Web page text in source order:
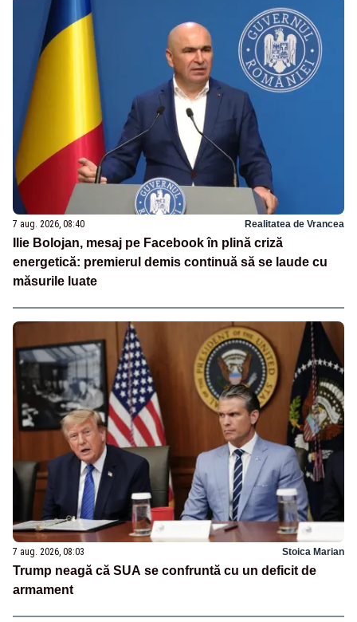
7 aug. 2026, 08:40 Realitatea de Vrancea
Ilie Bolojan, mesaj pe Facebook în plină criză
energetică: premierul demis continuă să se laude cu
măsurile luate
7 aug. 2026, 08:03 Stoica Marian
Trump neagă că SUA se confruntă cu un deficit de
armament